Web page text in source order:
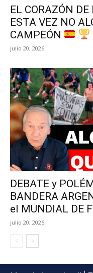
EL CORAZÓN
ESTA VEZ NO
CAMPEÓN
julio 20, 2026
DEBATE y
BANDERA
el MUNDIAL DE
julio 20, 2026